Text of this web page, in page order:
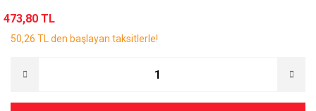
473,80 TL
50,26 TL den başlayan taksitlerle!